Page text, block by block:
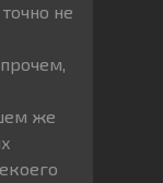
не
же